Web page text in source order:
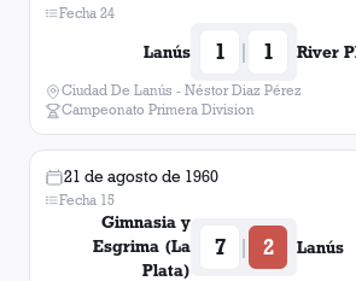
Fecha 24
Lanús 1 | 1 River
Ciudad De Lanús - Néstor Diaz Pérez
Campeonato Primera Division
21 de agosto de 1960
Fecha 15
Gimnasia y
Esgrima (La
Plata)
7 | 2 Lanús